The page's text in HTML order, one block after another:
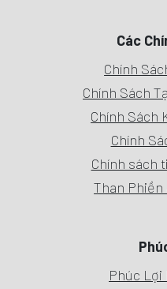
Các
Chính
Chính Sách
Chính Sách
Chính
Chính sách
Than Phiền
Phúc Lợi